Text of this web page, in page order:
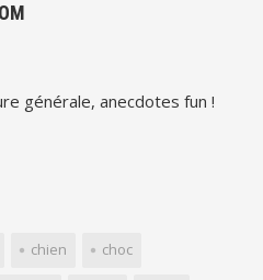
générale, anecdotes fun !
chien choc